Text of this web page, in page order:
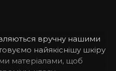
вручну нашими
найякіснішу шкіру
матеріалами, щоб